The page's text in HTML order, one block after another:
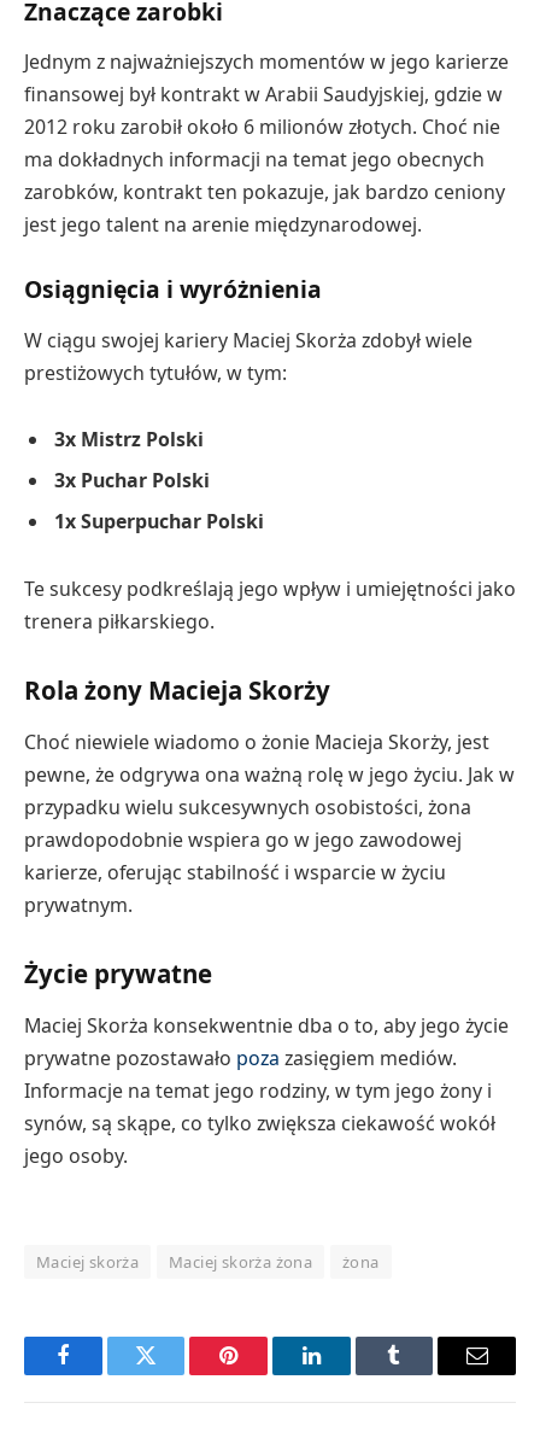
Znaczące zarobki
Jednym z najważniejszych momentów w jego karierze
finansowej był kontrakt w Arabii Saudyjskiej, gdzie w
2012 roku zarobił około 6 milionów złotych. Choć nie
ma dokładnych informacji na temat jego obecnych
zarobków, kontrakt ten pokazuje, jak bardzo ceniony
jest jego talent na arenie międzynarodowej.
Osiągnięcia i wyróżnienia
W ciągu swojej kariery Maciej Skorża zdobył wiele
prestiżowych tytułów, w tym:
3x Mistrz Polski
3x Puchar Polski
1x Superpuchar Polski
Te sukcesy podkreślają jego wpływ i umiejętności jako
trenera piłkarskiego.
Rola żony Macieja Skorży
Choć niewiele wiadomo o żonie Macieja Skorży, jest
pewne, że odgrywa ona ważną rolę w jego życiu. Jak w
przypadku wielu sukcesywnych osobistości, żona
prawdopodobnie wspiera go w jego zawodowej
karierze, oferując stabilność i wsparcie w życiu
prywatnym.
Życie prywatne
Maciej Skorża konsekwentnie dba o to, aby jego życie
prywatne pozostawało poza zasięgiem mediów.
Informacje na temat jego rodziny, w tym jego żony i
synów, są skąpe, co tylko zwiększa ciekawość wokół
jego osoby.
Maciej skorża Maciej skorża żona żona
FacebookTwitter Pinterest LinkedInTumblr Email